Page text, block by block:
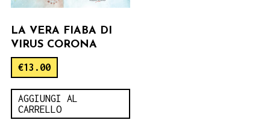
LA VERA FIABA DI
VIRUS CORONA
€13.00
AGGIUNGI AL
CARRELLO